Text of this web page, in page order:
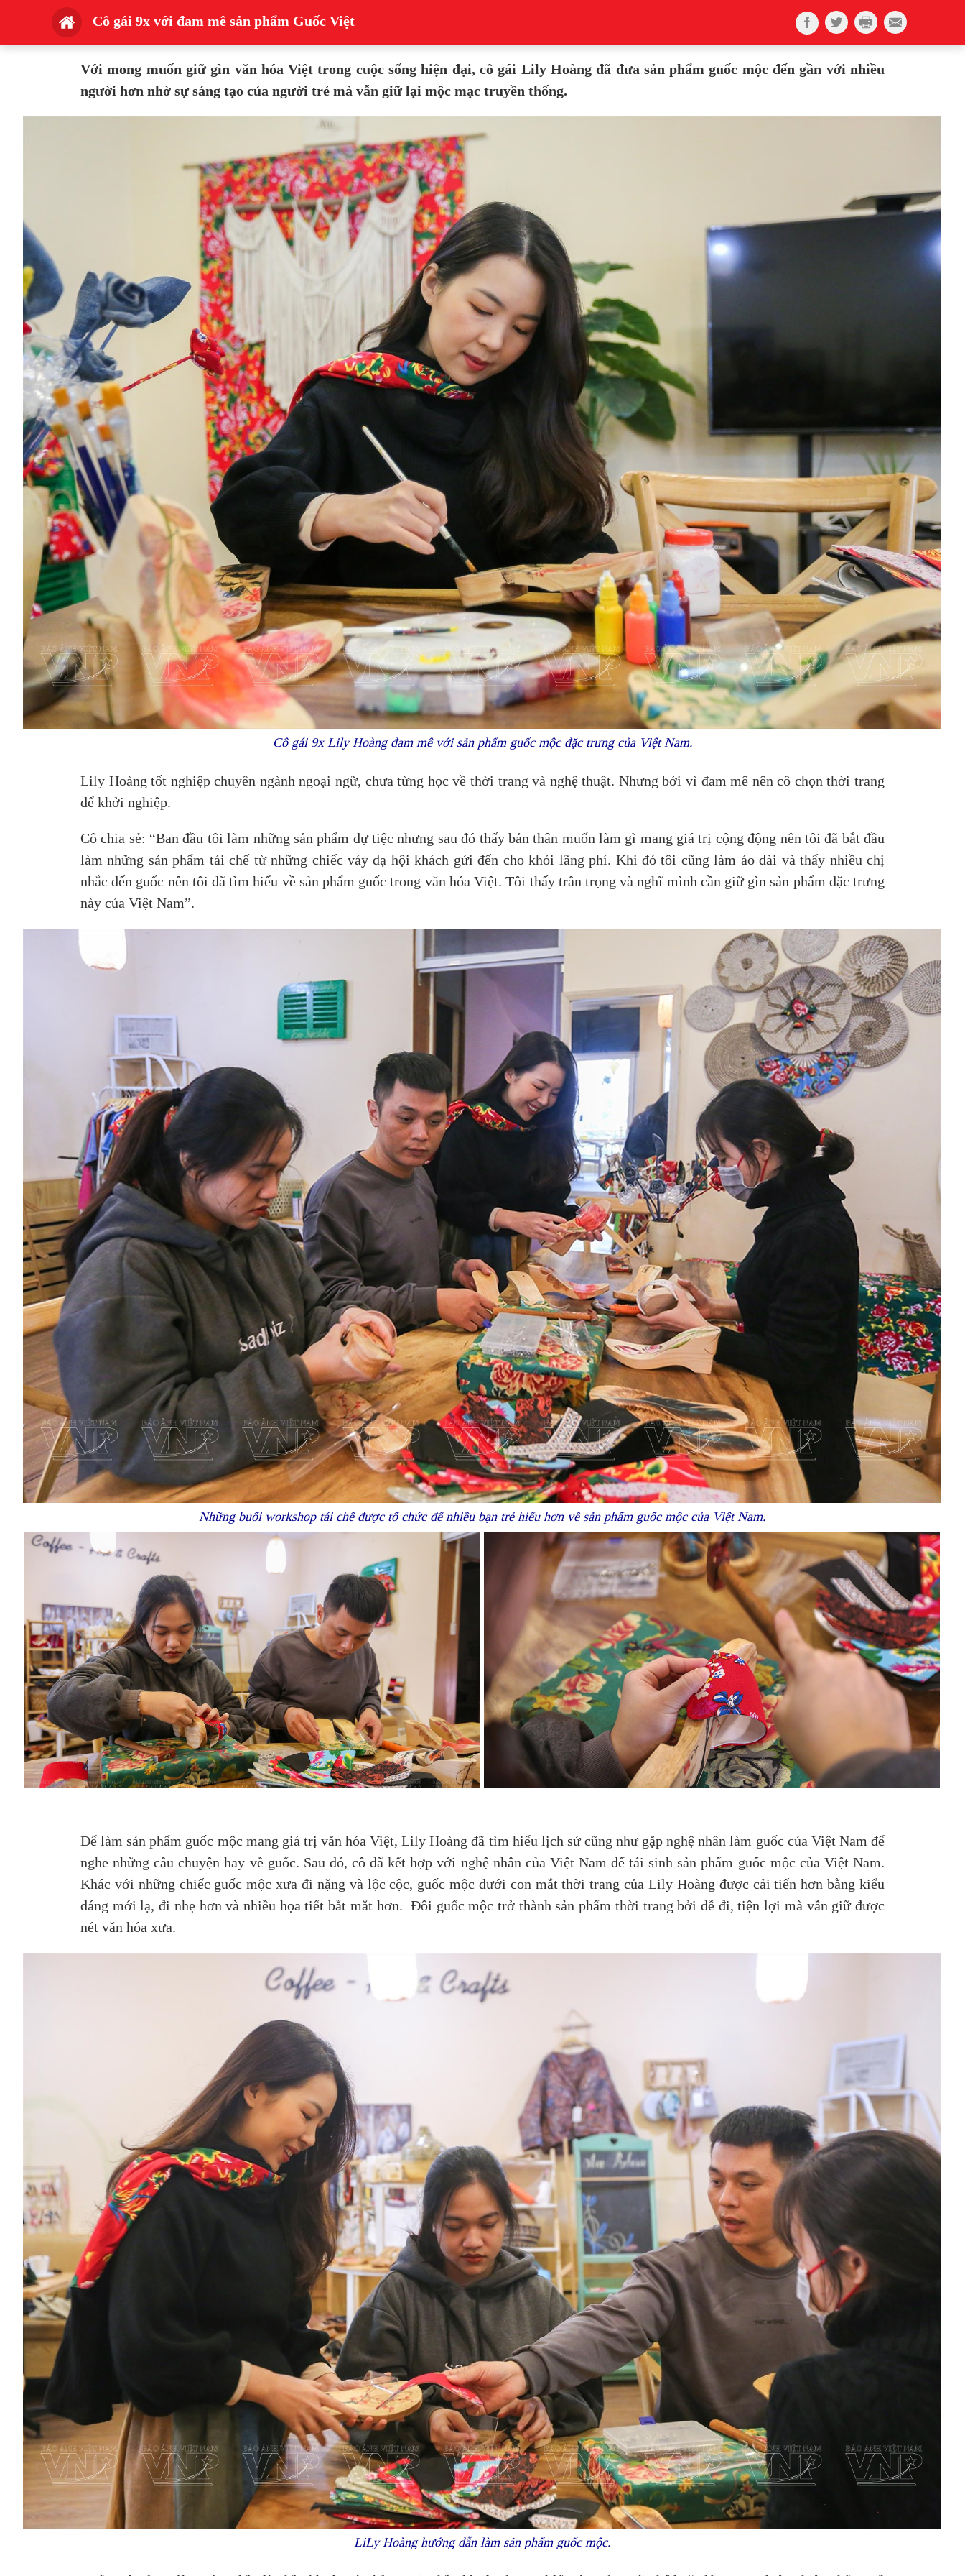
Cô gái 9x với đam mê sản phẩm Guốc Việt
Với mong muốn giữ gìn văn hóa Việt trong cuộc sống hiện đại, cô gái Lily Hoàng đã đưa sản phẩm guốc mộc đến gần với nhiều
người hơn nhờ sự sáng tạo của người trẻ mà vẫn giữ lại mộc mạc truyền thống.
Cô gái 9x Lily Hoàng đam mê với sản phẩm guốc mộc đặc trưng của Việt Nam.
Lily Hoàng tốt nghiệp chuyên ngành ngoại ngữ, chưa từng học về thời trang và nghệ thuật. Nhưng bởi vì đam mê nên cô chọn thời trang
để khởi nghiệp.
Cô chia sẻ: “Ban đầu tôi làm những sản phẩm dự tiệc nhưng sau đó thấy bản thân muốn làm gì mang giá trị cộng động nên tôi đã bắt đầu
làm những sản phẩm tái chế từ những chiếc váy dạ hội khách gửi đến cho khỏi lãng phí. Khi đó tôi cũng làm áo dài và thấy nhiều chị
nhắc đến guốc nên tôi đã tìm hiểu về sản phẩm guốc trong văn hóa Việt. Tôi thấy trân trọng và nghĩ mình cần giữ gìn sản phẩm đặc trưng
này của Việt Nam”.
Những buổi workshop tái chế được tổ chức để nhiều bạn trẻ hiểu hơn về sản phẩm guốc mộc của Việt Nam.
Để làm sản phẩm guốc mộc mang giá trị văn hóa Việt, Lily Hoàng đã tìm hiểu lịch sử cũng như gặp nghệ nhân làm guốc của Việt Nam để
nghe những câu chuyện hay về guốc. Sau đó, cô đã kết hợp với nghệ nhân của Việt Nam để tái sinh sản phẩm guốc mộc của Việt Nam.
Khác với những chiếc guốc mộc xưa đi nặng và lộc cộc, guốc mộc dưới con mắt thời trang của Lily Hoàng được cải tiến hơn bằng kiểu
dáng mới lạ, đi nhẹ hơn và nhiều họa tiết bắt mắt hơn. Đôi guốc mộc trở thành sản phẩm thời trang bởi dễ đi, tiện lợi mà vẫn giữ được
nét văn hóa xưa.
LiLy Hoàng hướng dẫn làm sản phẩm guốc mộc.